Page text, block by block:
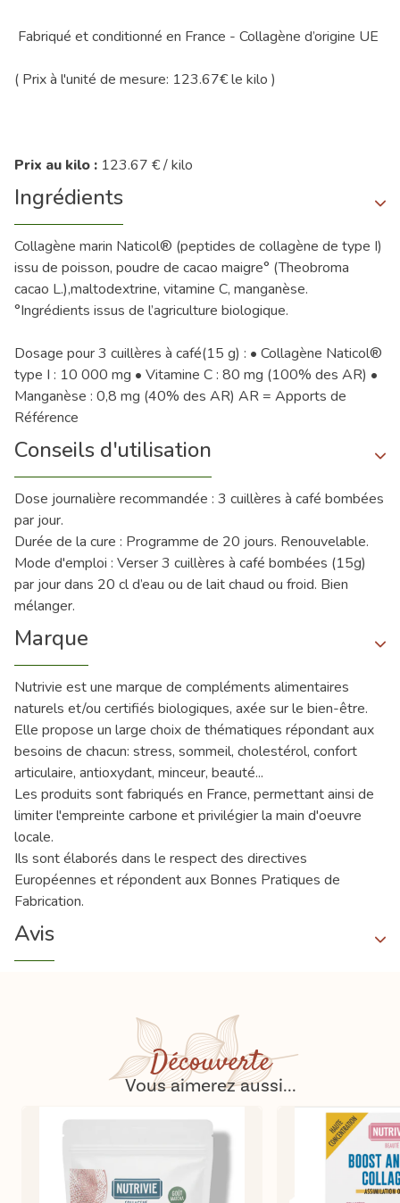
Fabriqué et conditionné en France - Collagène d’origine UE
( Prix à l'unité de mesure: 123.67€ le kilo )
Prix au kilo : 123.67 € / kilo
Ingrédients
Collagène marin Naticol® (peptides de collagène de type I)
issu de poisson, poudre de cacao maigre° (Theobroma
cacao L.),maltodextrine, vitamine C, manganèse.
°Ingrédients issus de l’agriculture biologique.
Dosage pour 3 cuillères à café(15 g) : • Collagène Naticol®
type I : 10 000 mg • Vitamine C : 80 mg (100% des AR) •
Manganèse : 0,8 mg (40% des AR) AR = Apports de
Référence
Conseils d'utilisation
Dose journalière recommandée : 3 cuillères à café bombées
par jour.
Durée de la cure : Programme de 20 jours. Renouvelable.
Mode d'emploi : Verser 3 cuillères à café bombées (15g)
par jour dans 20 cl d’eau ou de lait chaud ou froid. Bien
mélanger.
Marque
Nutrivie est une marque de compléments alimentaires
naturels et/ou certifiés biologiques, axée sur le bien-être.
Elle propose un large choix de thématiques répondant aux
besoins de chacun: stress, sommeil, cholestérol, confort
articulaire, antioxydant, minceur, beauté...
Les produits sont fabriqués en France, permettant ainsi de
limiter l'empreinte carbone et privilégier la main d'oeuvre
locale.
Ils sont élaborés dans le respect des directives
Européennes et répondent aux Bonnes Pratiques de
Fabrication.
Avis
Découverte
Vous aimerez aussi...